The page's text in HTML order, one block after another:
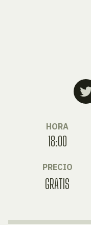
HORA
18:00
PRECIO
GRATIS